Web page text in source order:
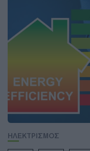
ΗΛΕΚΤΡΙΣΜΟΣ